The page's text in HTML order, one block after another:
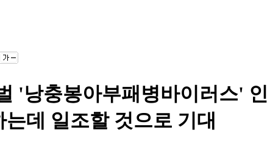
'낭충봉아부패병바이러스'
데 일조할 것으로 기대